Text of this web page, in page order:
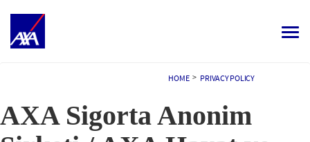
Toggle
YOUR CAREER
OUR CULTURE
HOME > PRIVACY POLICY
AXA Sigorta Anonim